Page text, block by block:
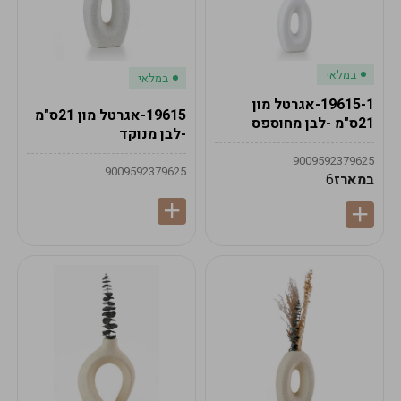
במלאי
19615-1-אגרטל מון
21ס"מ -לבן מחוספס
9009592379625
במארז6
במלאי
19615-אגרטל מון 21ס"מ
-לבן מנוקד
9009592379625